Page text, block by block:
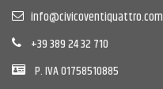
info@civicoventiquattro.com
+39 389 24 32 710
P. IVA 01758510885